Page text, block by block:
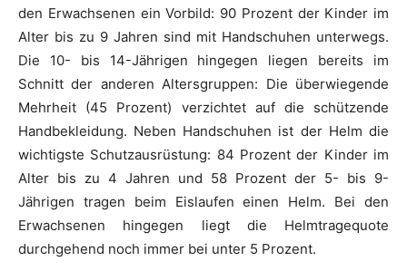
den Erwachsenen ein Vorbild: 90 Prozent der Kinder im
Alter bis zu 9 Jahren sind mit Handschuhen unterwegs.
Die 10- bis 14-Jährigen hingegen liegen bereits im
Schnitt der anderen Altersgruppen: Die überwiegende
Mehrheit (45 Prozent) verzichtet auf die schützende
Handbekleidung. Neben Handschuhen ist der Helm die
wichtigste Schutzausrüstung: 84 Prozent der Kinder im
Alter bis zu 4 Jahren und 58 Prozent der 5- bis 9-
Jährigen tragen beim Eislaufen einen Helm. Bei den
Erwachsenen hingegen liegt die Helmtragequote
durchgehend noch immer bei unter 5 Prozent.